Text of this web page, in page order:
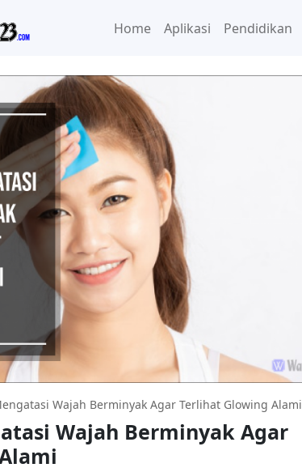
Home Aplikasi Pendidikan
Wajah Berminyak Agar Terlihat Glowing Alami
Wajah Berminyak Agar